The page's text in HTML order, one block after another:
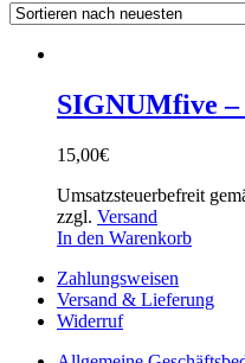
SIGNUMfive
15,00€
Umsatzsteuerbefreit
zzgl. Versand
In den Warenkorb
Zahlungsweisen
Versand & Lieferung
Widerruf